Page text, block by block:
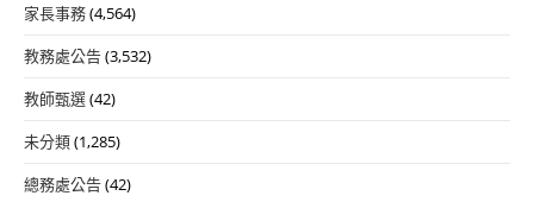
家長事務(4,564)
教務處公告(3,532)
教師甄選(42)
未分類(1,285)
總務處公告(42)